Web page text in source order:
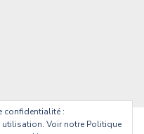
:
utilisation. Voir notre Politique